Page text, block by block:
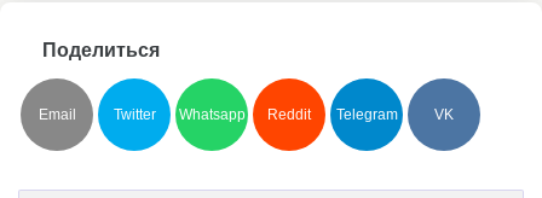
Поделиться
Email Twitter Whatsapp Reddit Telegram VK